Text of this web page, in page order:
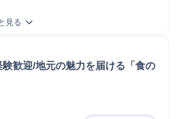
見る
験歓迎/地元の魅力を届ける「食の